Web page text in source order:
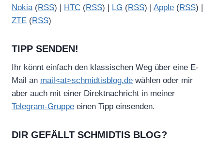
Nokia(RSS) | HTC (RSS) | LG (RSS) | Apple (RSS) |
ZTE (RSS)
TIPP SENDEN!
Ihr könnt einfach den klassischen Weg über eine E-
Mail an mail<at>schmidtisblog.de wählen oder mir
aber auch mit einer Direktnachricht in meiner
Telegram-Gruppe einen Tipp einsenden.
DIR GEFÄLLT SCHMIDTIS BLOG?